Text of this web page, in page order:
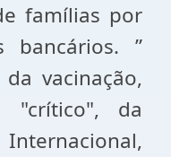
famílias por
bancários. ”
vacinação,
da